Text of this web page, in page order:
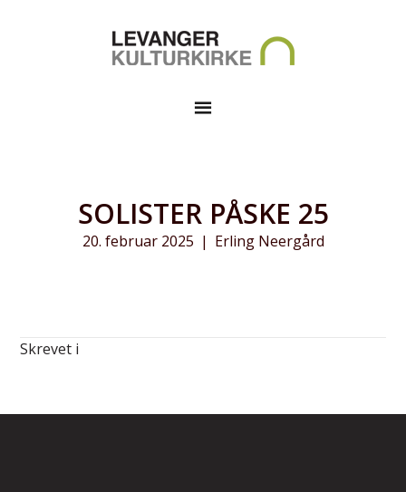
SOLISTER PÅSKE 25
20. februar 2025 | Erling Neergård
Skrevet i